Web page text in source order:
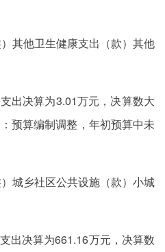
其他卫生健康支出（款）其他
出决算为3.01万元，决算数大
预算编制调整，年初预算中未
城乡社区公共设施（款）小城
出决算为661.16万元，决算数